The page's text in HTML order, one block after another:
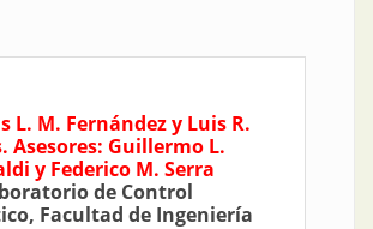
L. M. Fernández y Luis R.
Asesores: Guillermo L.
y Federico M. Serra
de Control
Facultad de Ingeniería